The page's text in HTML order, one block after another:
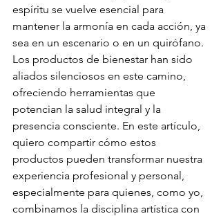
espíritu se vuelve esencial para
mantener la armonía en cada acción, ya
sea en un escenario o en un quirófano.
Los productos de bienestar han sido
aliados silenciosos en este camino,
ofreciendo herramientas que
potencian la salud integral y la
presencia consciente. En este artículo,
quiero compartir cómo estos
productos pueden transformar nuestra
experiencia profesional y personal,
especialmente para quienes, como yo,
combinamos la disciplina artística con